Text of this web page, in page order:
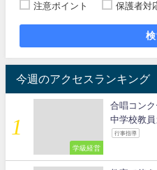
注意ポイント
保護者対
今週のアクセスランキング
学級経営
合唱コン
中学校教員
行事指導